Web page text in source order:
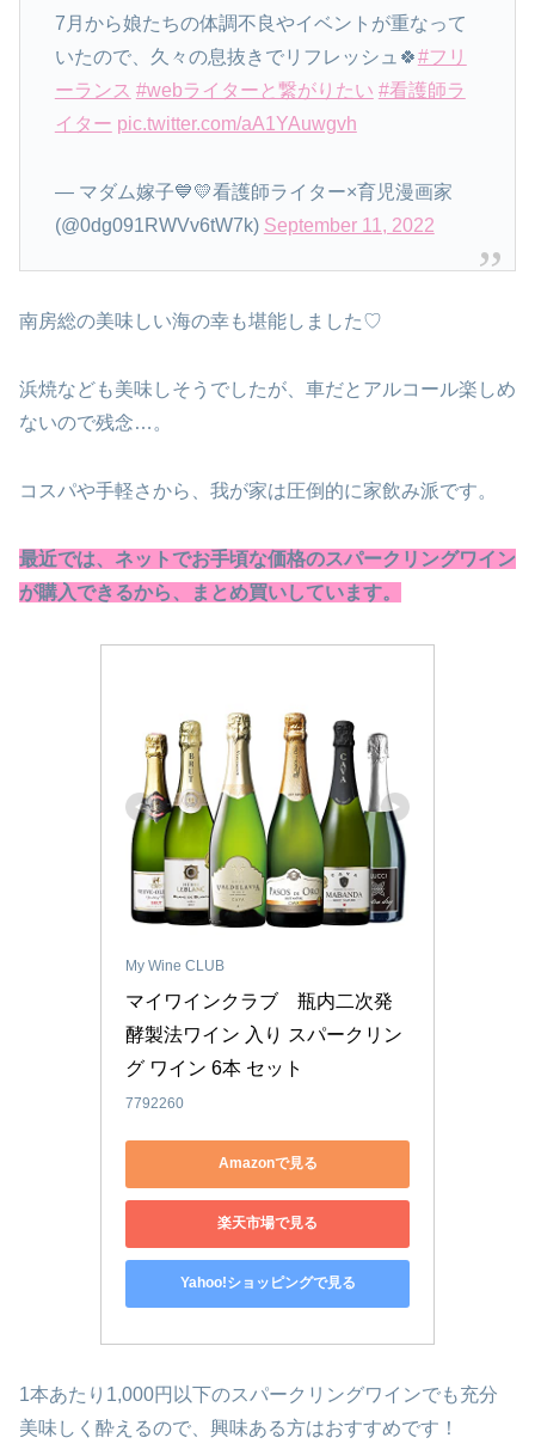
7月から娘たちの体調不良やイベントが重なって
いたので、久々の息抜きでリフレッシュ🍀#フリ
ーランス #webライターと繋がりたい #看護師ラ
イター pic.twitter.com/aA1YAuwgvh
— マダム嫁子💙💛看護師ライター×育児漫画家
(@0dg091RWVv6tW7k) September 11, 2022
南房総の美味しい海の幸も堪能しました♡
浜焼なども美味しそうでしたが、車だとアルコール楽しめ
ないので残念…。
コスパや手軽さから、我が家は圧倒的に家飲み派です。
最近では、ネットでお手頃な価格のスパークリングワイン
が購入できるから、まとめ買いしています。
My Wine CLUB
マイワインクラブ　瓶内二次発
酵製法ワイン 入り スパークリン
グ ワイン 6本 セット
7792260
Amazonで見る
楽天市場で見る
Yahoo!ショッピングで見る
1本あたり1,000円以下のスパークリングワインでも充分
美味しく酔えるので、興味ある方はおすすめです！